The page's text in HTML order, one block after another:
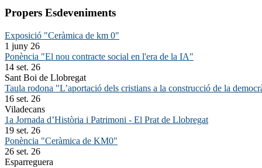
Propers Esdeveniments
Exposició "Ceràmica de km 0"
1 juny 26
Ponència "El nou contracte social en l'era de la IA"
14 set. 26
Sant Boi de Llobregat
Taula rodona "L’aportació dels cristians a la construcció de la
16 set. 26
Viladecans
1a Jornada d’Història i Patrimoni - El Prat de Llobregat
19 set. 26
Ponència "Ceràmica de KM0"
26 set. 26
Esparreguera